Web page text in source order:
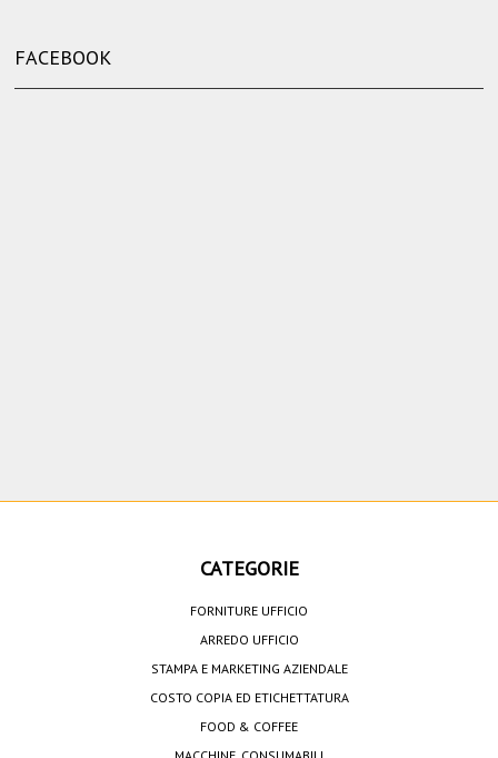
FACEBOOK
CATEGORIE
FORNITURE UFFICIO
ARREDO UFFICIO
STAMPA E MARKETING AZIENDALE
COSTO COPIA ED ETICHETTATURA
FOOD & COFFEE